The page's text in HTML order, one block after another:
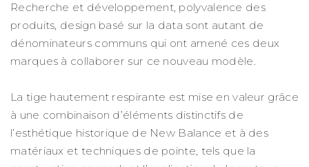
Recherche et développement, polyvalence des
produits, design basé sur la data sont autant de
dénominateurs communs qui ont amené ces deux
marques à collaborer sur ce nouveau modèle.
La tige hautement respirante est mise en valeur grâce
à une combinaison d’éléments distinctifs de
l’esthétique historique de New Balance et à des
matériaux et techniques de pointe, tels que la